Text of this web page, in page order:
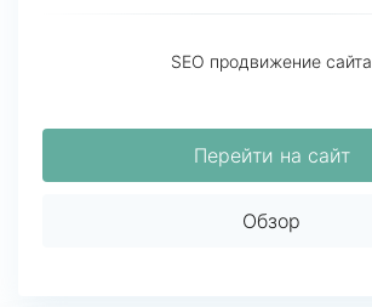
SEO продвижение сайта
Перейти на сайт
Обзор